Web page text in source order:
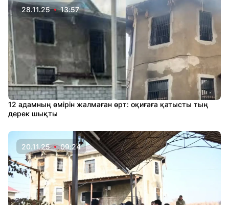
28.11.25 13:57
12 адамның өмірін жалмаған өрт: оқиғаға қатысты тың
дерек шықты
20.11.25 09:24